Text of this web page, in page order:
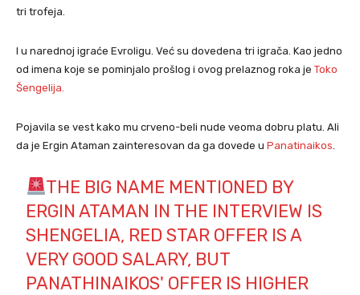
tri trofeja.
I u narednoj igraće Evroligu. Već su dovedena tri igrača. Kao jedno
od imena koje se pominjalo prošlog i ovog prelaznog roka je Toko
Šengelija.
Pojavila se vest kako mu crveno-beli nude veoma dobru platu. Ali
da je Ergin Ataman zainteresovan da ga dovede u Panatinaikos
THE BIG NAME MENTIONED BY
ERGIN ATAMAN IN THE INTERVIEW IS
SHENGELIA, RED STAR OFFER IS A
VERY GOOD SALARY, BUT
PANATHINAIKOS' OFFER IS HIGHER